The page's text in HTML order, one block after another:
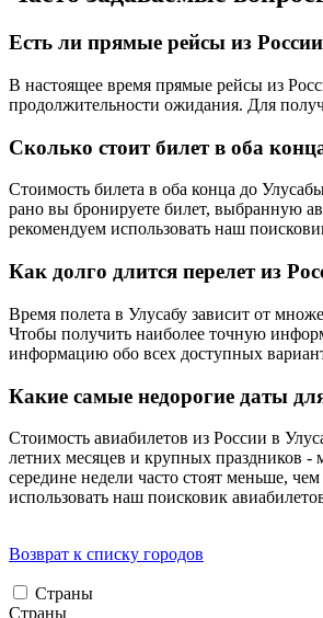
Есть ли прямые рейсы из
В настоящее время прямые рейсы из
продолжительности ожидания. Для
Сколько стоит билет в оба
Стоимость билета в оба конца до
рано вы бронируете билет, выбранную
рекомендуем использовать наш
Как долго длится перелет из
Время полета в Улусабу зависит от
Чтобы получить наиболее точную
информацию обо всех доступных
Какие самые недорогие даты
Стоимость авиабилетов из России в
летних месяцев и крупных праздников
середине недели часто стоят меньше,
использовать наш поисковик
Возврат к списку городов
Страны
Страны